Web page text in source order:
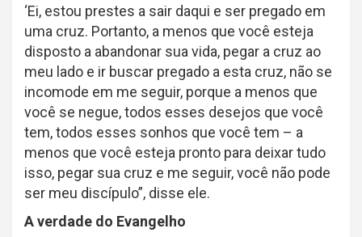
‘Ei, estou prestes a sair daqui e ser pregado em
uma cruz. Portanto, a menos que você esteja
disposto a abandonar sua vida, pegar a cruz ao
meu lado e ir buscar pregado a esta cruz, não se
incomode em me seguir, porque a menos que
você se negue, todos esses desejos que você
tem, todos esses sonhos que você tem – a
menos que você esteja pronto para deixar tudo
isso, pegar sua cruz e me seguir, você não pode
ser meu discípulo”, disse ele.
A verdade do Evangelho